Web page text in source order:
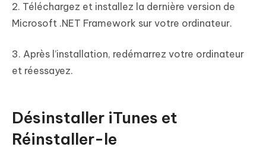
2. Téléchargez et installez la dernière version de
Microsoft .NET Framework sur votre ordinateur.
3. Après l’installation, redémarrez votre ordinateur
et réessayez.
Désinstaller iTunes et
Réinstaller-le